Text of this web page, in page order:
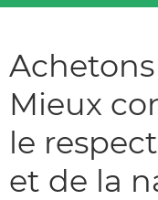
Mieux
le
et de la